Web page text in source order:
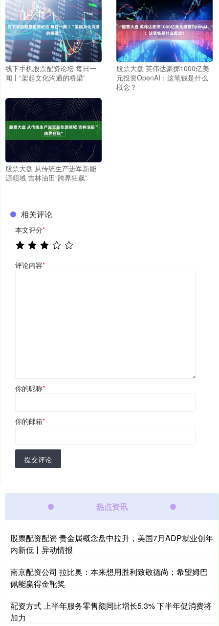
线下手机股票配资论坛 每日一
闻丨“架起文化沟通的桥梁”
股票大盘 英伟达豪掷1000亿美
元投资OpenAI：这笔钱是什么
概念？
股票大盘 从传统生产进军新能
源领域 吉林油田“跨界狂飙”
相关评论
本文评分*
评论内容*
你的昵称*
你的邮箱*
提交评论
热点资讯
股票配资配资 贵金属概念盘中拉升，美国7月ADP就业创年
内新低丨异动情报
南京配资公司 拉比奥：本来想用胜利致敬德尚；希望姆巴
佩能赢得金靴奖
配资方式 上半年服务零售额同比增长5.3% 下半年促消费将
加力